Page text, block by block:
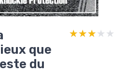
que
du
★★★★★
★★★★★